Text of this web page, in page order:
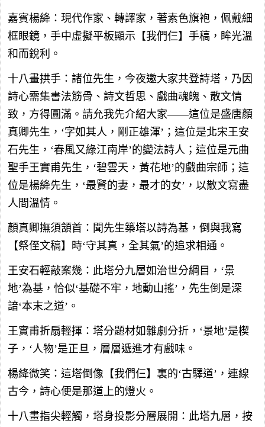
嘉賓楊絳：現代作家、轉譯家，著素色旗袍，佩戴細
框眼鏡，手中虛擬平板顯示【我們仨】手稿，眸光溫
和而銳利。
十八畫拱手：諸位先生，今夜邀大家共登詩塔，乃因
詩心需集書法筋骨、詩文哲思、戲曲魂魄、散文情
致，方得圓滿。請允我先介紹大家——這位是盛唐顏
真卿先生，‘字如其人，剛正雄渾’；這位是北宋王安
石先生，‘春風又綠江南岸’的變法詩人；這位是元曲
聖手王實甫先生，‘碧雲天，黃花地’的戲曲宗師；這
位是楊絳先生，‘最賢的妻，最才的女’，以散文寫盡
人間溫情。
顏真卿撫須頷首：聞先生築塔以詩為基，倒與我寫
【祭侄文稿】時‘守其真，全其氣’的追求相通。
王安石輕敲案幾：此塔分九層如治世分綱目，‘景
地’為基，恰似‘基礎不牢，地動山搖’，先生倒是深
諳‘本末之道’。
王實甫折扇輕揮：塔分題材如雜劇分折，‘景地’是楔
子，‘人物’是正旦，層層遞進才有戲味。
楊絳微笑：這塔倒像【我們仨】裏的‘古驛道’，連線
古今，詩心便是那道上的燈火。
十八畫指尖輕觸，塔身投影分層展開：此塔九層，按